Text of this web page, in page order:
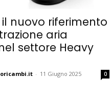
il nuovo riferimento
aria
settore Heavy
- 11 Giugno 2025 0